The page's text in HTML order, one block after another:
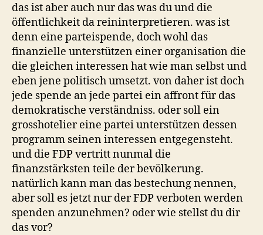
das ist aber auch nur das was du und die
öffentlichkeit da reininterpretieren. was ist
denn eine parteispende, doch wohl das
finanzielle unterstützen einer organisation die
die gleichen interessen hat wie man selbst und
eben jene politisch umsetzt. von daher ist doch
jede spende an jede partei ein affront für das
demokratische verständniss. oder soll ein
grosshotelier eine partei unterstützen dessen
programm seinen interessen entgegensteht.
und die FDP vertritt nunmal die
finanzstärksten teile der bevölkerung.
natürlich kann man das bestechung nennen,
aber soll es jetzt nur der FDP verboten werden
spenden anzunehmen? oder wie stellst du dir
das vor?